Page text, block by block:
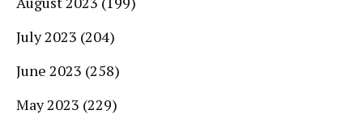
July 2023 (204)
June 2023 (258)
May 2023 (229)